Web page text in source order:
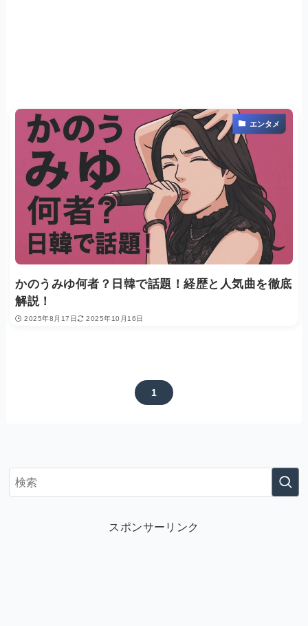
エンタメ
かのうみゆ何者？日韓で話題！経歴と人気曲を徹底
解説！
2025年8月17日 2025年10月16日
1
スポンサーリンク